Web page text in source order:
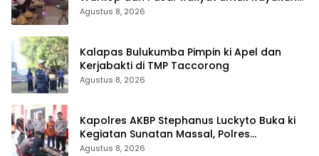
HUT Ke-1
Agustus 8, 2026
Kalapas Bulukumba Pimpin ki Apel dan
Kerjabakti di TMP Taccorong
Agustus 8, 2026
Kapolres AKBP Stephanus Luckyto Buka ki
Kegiatan Sunatan Massal, Polres
Bulukumba Kerjasama dengan Pemuda
Agustus 8, 2026